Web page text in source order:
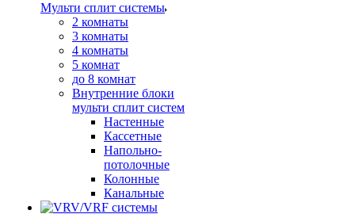
Мульти сплит системы
2 комнаты
3 комнаты
4 комнаты
5 комнат
до 8 комнат
Внутренние блоки
мульти сплит систем
Настенные
Кассетные
Напольно-
потолочные
Колонные
Канальные